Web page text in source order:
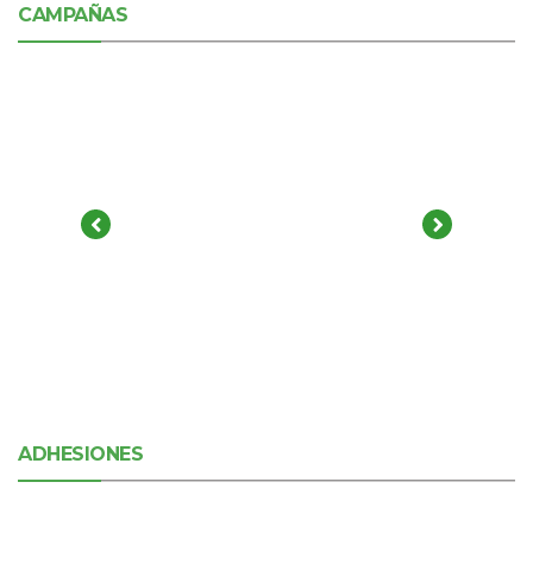
CAMPAÑAS
ADHESIONES